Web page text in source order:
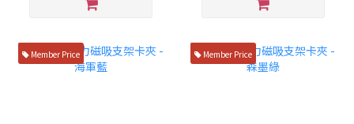
Member Price Member Price